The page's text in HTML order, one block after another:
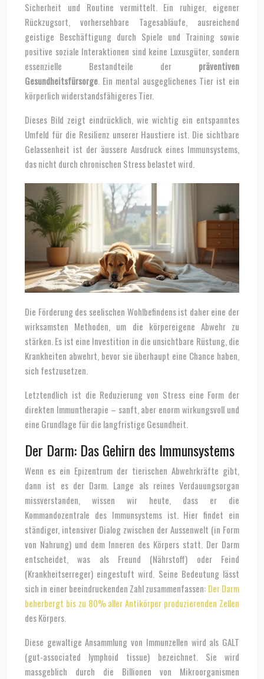
Sicherheit und Routine vermittelt. Ein ruhiger, eigener
Rückzugsort, vorhersehbare Tagesabläufe, ausreichend
geistige Beschäftigung durch Spiele und Training sowie
positive soziale Interaktionen sind keine Luxusgüter, sondern
essenzielle Bestandteile der präventiven
Gesundheitsfürsorge . Ein mental ausgeglichenes Tier ist ein
körperlich widerstandsfähigeres Tier.
Dieses Bild zeigt eindrücklich, wie wichtig ein entspanntes
Umfeld für die Resilienz unserer Haustiere ist. Die sichtbare
Gelassenheit ist der äussere Ausdruck eines Immunsystems,
das nicht durch chronischen Stress belastet wird.
Die Förderung des seelischen Wohlbefindens ist daher eine der
wirksamsten Methoden, um die körpereigene Abwehr zu
stärken. Es ist eine Investition in die unsichtbare Rüstung, die
Krankheiten abwehrt, bevor sie überhaupt eine Chance haben,
sich festzusetzen.
Letztendlich ist die Reduzierung von Stress eine Form der
direkten Immuntherapie – sanft, aber enorm wirkungsvoll und
eine Grundlage für die langfristige Gesundheit.
Der Darm: Das Gehirn des Immunsystems
Wenn es ein Epizentrum der tierischen Abwehrkräfte gibt,
dann ist es der Darm. Lange als reines Verdauungsorgan
missverstanden, wissen wir heute, dass er die
Kommandozentrale des Immunsystems ist. Hier findet ein
ständiger, intensiver Dialog zwischen der Aussenwelt (in Form
von Nahrung) und dem Inneren des Körpers statt. Der Darm
entscheidet, was als Freund (Nährstoff) oder Feind
(Krankheitserreger) eingestuft wird. Seine Bedeutung lässt
sich in einer beeindruckenden Zahl zusammenfassen: Der Darm
beherbergt bis zu 80% aller Antikörper produzierenden Zellen
des Körpers.
Diese gewaltige Ansammlung von Immunzellen wird als GALT
(gut-associated lymphoid tissue) bezeichnet. Sie wird
massgeblich durch die Billionen von Mikroorganismen